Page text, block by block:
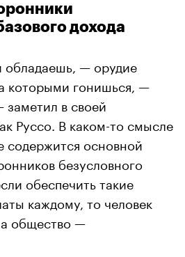
дохода
обладаешь, — орудие
которыми гонишься, —
заметил в своей
Руссо. В каком-то смысле
содержится основной
безусловного
обеспечить такие
каждому, то человек
а общество —